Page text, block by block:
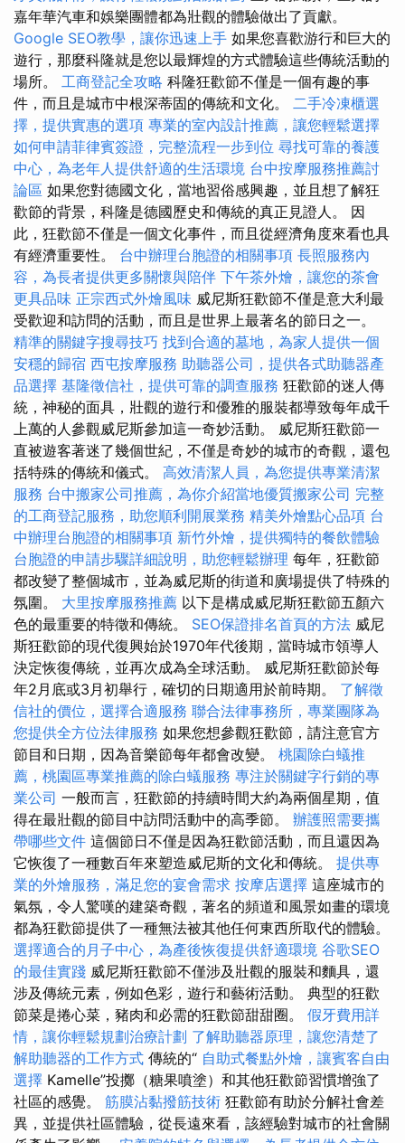
嘉年華汽車和娛樂團體都為壯觀的體驗做出了貢獻。
Google SEO教學，讓你迅速上手 如果您喜歡游行和巨大的
遊行，那麼科隆就是您以最輝煌的方式體驗這些傳統活動的
場所。 工商登記全攻略 科隆狂歡節不僅是一個有趣的事
件，而且是城市中根深蒂固的傳統和文化。 二手冷凍櫃選
擇，提供實惠的選項 專業的室內設計推薦，讓您輕鬆選擇
如何申請菲律賓簽證，完整流程一步到位 尋找可靠的養護
中心，為老年人提供舒適的生活環境 台中按摩服務推薦討
論區 如果您對德國文化，當地習俗感興趣，並且想了解狂
歡節的背景，科隆是德國歷史和傳統的真正見證人。 因
此，狂歡節不僅是一個文化事件，而且從經濟角度來看也具
有經濟重要性。 台中辦理台胞證的相關事項 長照服務內
容，為長者提供更多關懷與陪伴 下午茶外燴，讓您的茶會
更具品味 正宗西式外燴風味 威尼斯狂歡節不僅是意大利最
受歡迎和訪問的活動，而且是世界上最著名的節日之一。
精準的關鍵字搜尋技巧 找到合適的墓地，為家人提供一個
安穩的歸宿 西屯按摩服務 助聽器公司，提供各式助聽器產
品選擇 基隆徵信社，提供可靠的調查服務 狂歡節的迷人傳
統，神秘的面具，壯觀的遊行和優雅的服裝都導致每年成千
上萬的人參觀威尼斯參加這一奇妙活動。 威尼斯狂歡節一
直被遊客著迷了幾個世紀，不僅是奇妙的城市的奇觀，還包
括特殊的傳統和儀式。 高效清潔人員，為您提供專業清潔
服務 台中搬家公司推薦，為你介紹當地優質搬家公司 完整
的工商登記服務，助您順利開展業務 精美外燴點心品項 台
中辦理台胞證的相關事項 新竹外燴，提供獨特的餐飲體驗
台胞證的申請步驟詳細說明，助您輕鬆辦理 每年，狂歡節
都改變了整個城市，並為威尼斯的街道和廣場提供了特殊的
氛圍。 大里按摩服務推薦 以下是構成威尼斯狂歡節五顏六
色的最重要的特徵和傳統。 SEO保證排名首頁的方法 威尼
斯狂歡節的現代復興始於1970年代後期，當時城市領導人
決定恢復傳統，並再次成為全球活動。 威尼斯狂歡節於每
年2月底或3月初舉行，確切的日期適用於前時期。 了解徵
信社的價位，選擇合適服務 聯合法律事務所，專業團隊為
您提供全方位法律服務 如果您想參觀狂歡節，請注意官方
節目和日期，因為音樂節每年都會改變。 桃園除白蟻推
薦，桃園區專業推薦的除白蟻服務 專注於關鍵字行銷的專
業公司 一般而言，狂歡節的持續時間大約為兩個星期，值
得在最壯觀的節目中訪問活動中的高季節。 辦護照需要攜
帶哪些文件 這個節日不僅是因為狂歡節活動，而且還因為
它恢復了一種數百年來塑造威尼斯的文化和傳統。 提供專
業的外燴服務，滿足您的宴會需求 按摩店選擇 這座城市的
氣氛，令人驚嘆的建築奇觀，著名的頻道和風景如畫的環境
都為狂歡節提供了一種無法被其他任何東西所取代的體驗。
選擇適合的月子中心，為產後恢復提供舒適環境 谷歌SEO
的最佳實踐 威尼斯狂歡節不僅涉及壯觀的服裝和麵具，還
涉及傳統元素，例如色彩，遊行和藝術活動。 典型的狂歡
節菜是捲心菜，豬肉和必需的狂歡節甜甜圈。 假牙費用詳
情，讓你輕鬆規劃治療計劃 了解助聽器原理，讓您清楚了
解助聽器的工作方式 傳統的“ 自助式餐點外燴，讓賓客自由
選擇 Kamelle”投擲（糖果噴塗）和其他狂歡節習慣增強了
社區的感覺。 筋膜沾黏撥筋技術 狂歡節有助於分解社會差
異，並提供社區體驗，從長遠來看，該經驗對城市的社會關